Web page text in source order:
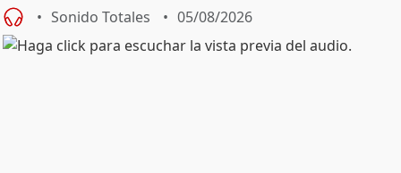
Sonido Totales 05/08/2026